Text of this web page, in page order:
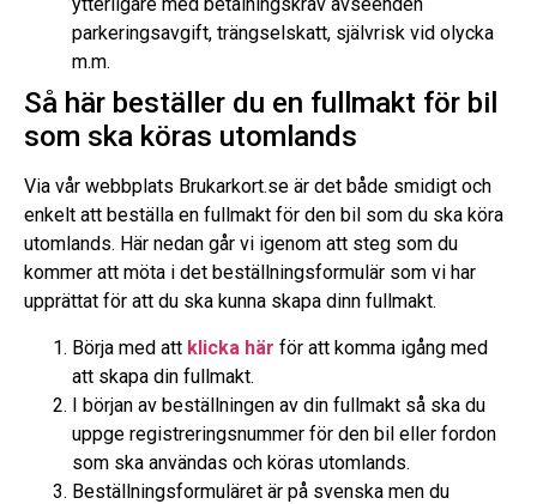
parkeringsavgift, trängselskatt, självrisk vid olycka
m.m.
Så här beställer du en fullmakt för bil
som ska köras utomlands
Via vår webbplats Brukarkort.se är det både smidigt och
enkelt att beställa en fullmakt för den bil som du ska köra
utomlands. Här nedan går vi igenom att steg som du
kommer att möta i det beställningsformulär som vi har
upprättat för att du ska kunna skapa dinn fullmakt.
Börja med att klicka här för att komma igång med
att skapa din fullmakt.
I början av beställningen av din fullmakt så ska du
uppge registreringsnummer för den bil eller fordon
som ska användas och köras utomlands.
Beställningsformuläret är på svenska men du